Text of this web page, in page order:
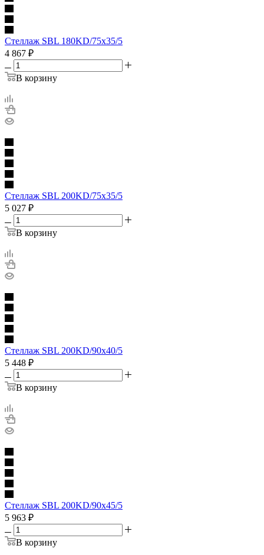
Стеллаж SBL 180KD/75x35/5
4 867 ₽
В корзину
Стеллаж SBL 200KD/75x35/5
5 027 ₽
В корзину
Стеллаж SBL 200KD/90x40/5
5 448 ₽
В корзину
Стеллаж SBL 200KD/90x45/5
5 963 ₽
В корзину